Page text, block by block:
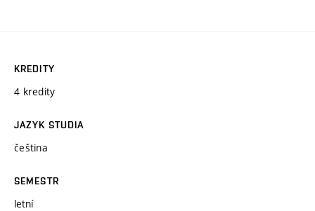
KREDITY
4 kredity
JAZYK STUDIA
čeština
SEMESTR
letní